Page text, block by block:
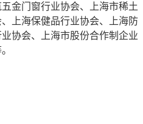
门窗行业协会、上海市稀土
上海保健品行业协会、上海防
协会、上海市股份合作制企业